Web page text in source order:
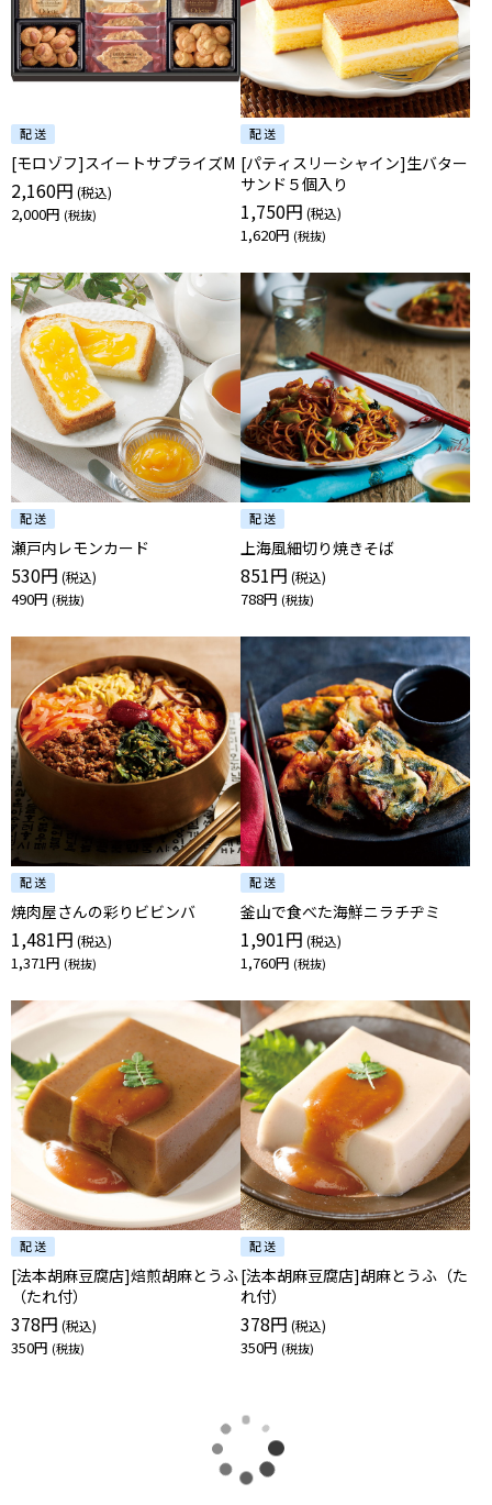
[モロゾフ]スイートサプライズM
2,160円
2,000円
[パティスリーシャイン]生バター
サンド５個入り
1,750円
1,620円
瀬戸内レモンカード
530円
490円
上海風細切り焼きそば
851円
788円
焼肉屋さんの彩りビビンバ
1,481円
1,371円
釜山で食べた海鮮ニラチヂミ
1,901円
1,760円
[法本胡麻豆腐店]焙煎胡麻とうふ
（たれ付）
378円
350円
[法本胡麻豆腐店]胡麻とうふ（た
れ付）
378円
350円